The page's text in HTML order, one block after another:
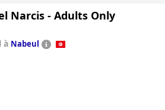
Narcis - Adults Only
à Nabeul